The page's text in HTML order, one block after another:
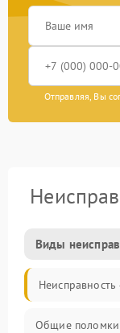
Отправляя, Вы
Виды
Неисправность
Общие поломки